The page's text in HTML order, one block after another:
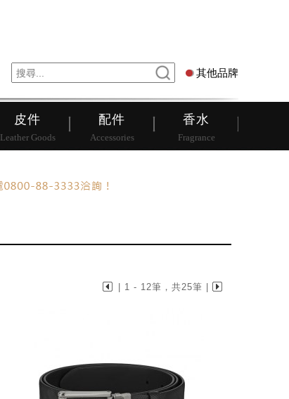
其他品牌
皮件
Leather Goods
配件
Accessories
香水
Fragrance
| 1 - 12筆，共25筆 |